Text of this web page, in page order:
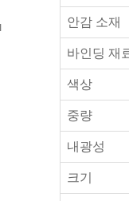
안감 소재
바인딩 재
색상
중량
내광성
크기